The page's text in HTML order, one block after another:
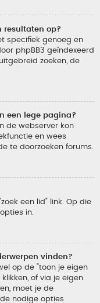
resultaten op?
specifiek genoeg en
phpBB3 geïndexeerd
zoeken, de
een lege pagina?
de webserver kon
en wees
te doorzoeken forums.
een lid" link. Op die
in.
vinden?
op de "toon je eigen
of via je eigen
moet je de
nodige opties